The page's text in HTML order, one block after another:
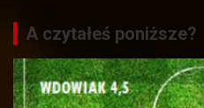
A czytałeś poniższe?